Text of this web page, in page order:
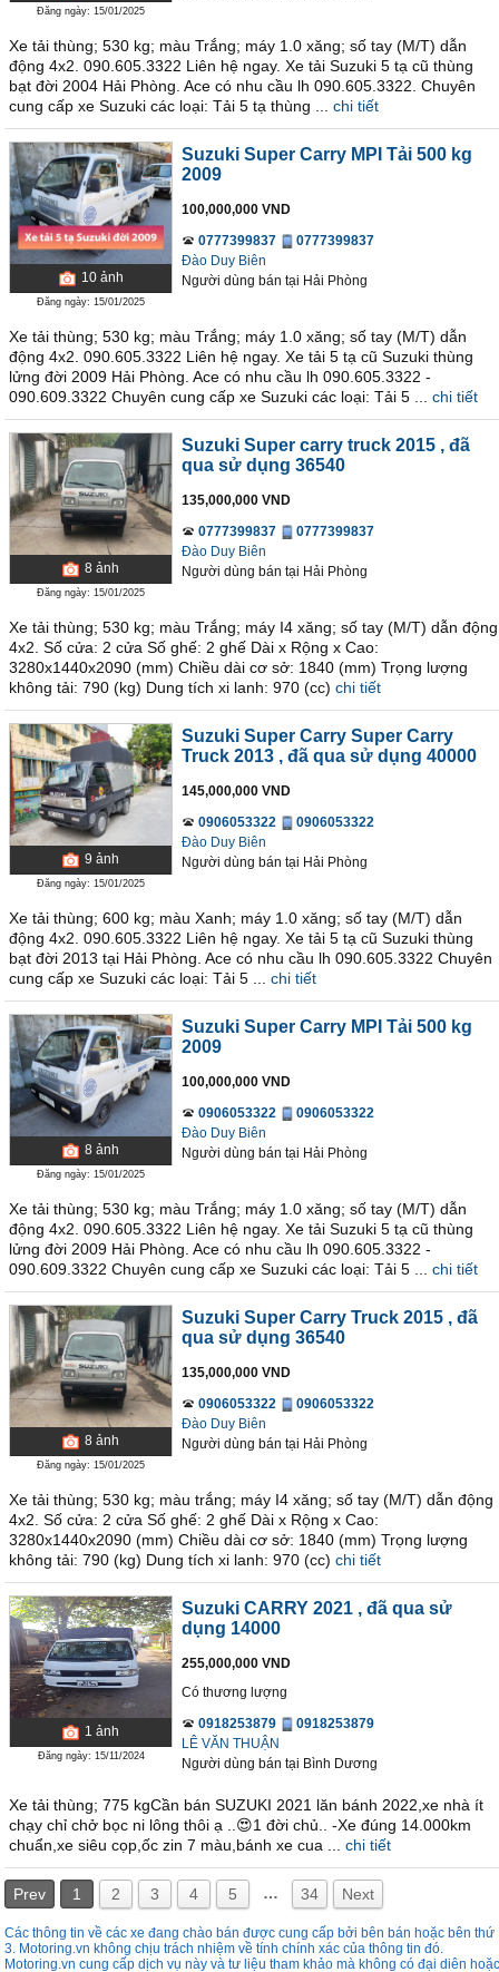
Đăng ngày: 15/01/2025
Xe tải thùng; 530 kg; màu Trắng; máy 1.0 xăng; số tay (M/T) dẫn
động 4x2. 090.605.3322 Liên hệ ngay. Xe tải Suzuki 5 tạ cũ thùng
bạt đời 2004 Hải Phòng. Ace có nhu cầu lh 090.605.3322. Chuyên
cung cấp xe Suzuki các loại: Tải 5 tạ thùng ...
chi tiết
10ảnh
Đăng ngày: 15/01/2025
Suzuki Super Carry MPI Tải 500 kg
2009
100,000,000 VND
0777399837
0777399837
Đào Duy Biên
Người dùng bán tại Hải Phòng
Xe tải thùng; 530 kg; màu Trắng; máy 1.0 xăng; số tay (M/T) dẫn
động 4x2. 090.605.3322 Liên hệ ngay. Xe tải 5 tạ cũ Suzuki thùng
lửng đời 2009 Hải Phòng. Ace có nhu cầu lh 090.605.3322 -
090.609.3322 Chuyên cung cấp xe Suzuki các loại: Tải 5 ...
chi tiết
8 ảnh
Đăng ngày: 15/01/2025
Suzuki Super carry truck 2015 , đã
qua sử dụng 36540
135,000,000 VND
0777399837
0777399837
Đào Duy Biên
Người dùng bán tại Hải Phòng
Xe tải thùng; 530 kg; màu Trắng; máy I4 xăng; số tay (M/T) dẫn động
4x2. Số cửa: 2 cửa Số ghế: 2 ghế Dài x Rộng x Cao:
3280x1440x2090 (mm) Chiều dài cơ sở: 1840 (mm) Trọng lượng
không tải: 790 (kg) Dung tích xi lanh: 970 (cc) chi tiết
9 ảnh
Đăng ngày: 15/01/2025
Suzuki Super Carry Super Carry
Truck 2013 , đã qua sử dụng 40000
145,000,000 VND
0906053322
0906053322
Đào Duy Biên
Người dùng bán tại Hải Phòng
Xe tải thùng; 600 kg; màu Xanh; máy 1.0 xăng; số tay (M/T) dẫn
động 4x2. 090.605.3322 Liên hệ ngay. Xe tải 5 tạ cũ Suzuki thùng
bạt đời 2013 tại Hải Phòng. Ace có nhu cầu lh 090.605.3322 Chuyên
cung cấp xe Suzuki các loại: Tải 5 ...
chi tiết
8 ảnh
Đăng ngày: 15/01/2025
Suzuki Super Carry MPI Tải 500 kg
2009
100,000,000 VND
0906053322
0906053322
Đào Duy Biên
Người dùng bán tại Hải Phòng
Xe tải thùng; 530 kg; màu Trắng; máy 1.0 xăng; số tay (M/T) dẫn
động 4x2. 090.605.3322 Liên hệ ngay. Xe tải Suzuki 5 tạ cũ thùng
lửng đời 2009 Hải Phòng. Ace có nhu cầu lh 090.605.3322 -
090.609.3322 Chuyên cung cấp xe Suzuki các loại: Tải 5 ...
chi tiết
8 ảnh
Đăng ngày: 15/01/2025
Suzuki Super Carry Truck 2015 , đã
qua sử dụng 36540
135,000,000 VND
0906053322
0906053322
Đào Duy Biên
Người dùng bán tại Hải Phòng
Xe tải thùng; 530 kg; màu trắng; máy I4 xăng; số tay (M/T) dẫn động
4x2. Số cửa: 2 cửa Số ghế: 2 ghế Dài x Rộng x Cao:
3280x1440x2090 (mm) Chiều dài cơ sở: 1840 (mm) Trọng lượng
không tải: 790 (kg) Dung tích xi lanh: 970 (cc) chi tiết
1 ảnh
Đăng ngày: 15/11/2024
Suzuki CARRY 2021 , đã qua sử
dụng 14000
255,000,000 VND
Có thương lượng
0918253879
0918253879
LÊ VĂN THUẬN
Người dùng bán tại Bình Dương
Xe tải thùng; 775 kgCần bán SUZUKI 2021 lăn bánh 2022,xe nhà ít
chạy chỉ chở bọc ni lông thôi ạ ..😍1 đời chủ.. -Xe đúng 14.000km
chuẩn,xe siêu cọp,ốc zin 7 màu,bánh xe cua ...
chi tiết
Prev 1 2 3 4 5 … 34 Next
Các thông tin về các xe đang chào bán được cung cấp bởi bên bán hoặc bên thứ
3. Motoring.vn không chịu trách nhiệm về tính chính xác của thông tin đó.
Motoring.vn cung cấp dịch vụ này và tư liệu tham khảo mà không có đại diên hoặc